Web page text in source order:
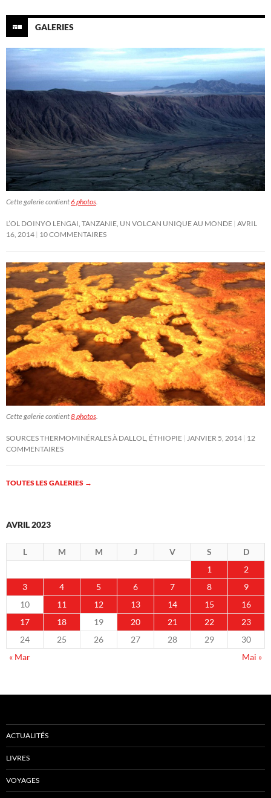
GALERIES
Cette galerie contient6 photos.
L’OL DOINYO LENGAI, TANZANIE, UN VOLCAN UNIQUE AU MONDE AVRIL
16, 2014 10 COMMENTAIRES
Cette galerie contient8 photos.
SOURCES THERMOMINÉRALES À DALLOL, ÉTHIOPIE JANVIER 5, 2014 12
COMMENTAIRES
TOUTES LES GALERIES →
AVRIL 2023
L M M J V S
D
1
2
3
4 5 6 7 8
9
10
11 12 13 14 15
16
17
18 19 20 21 22
23
24
25 26 27 28 29
30
« Mar
Mai »
ACTUALITÉS
LIVRES
VOYAGES